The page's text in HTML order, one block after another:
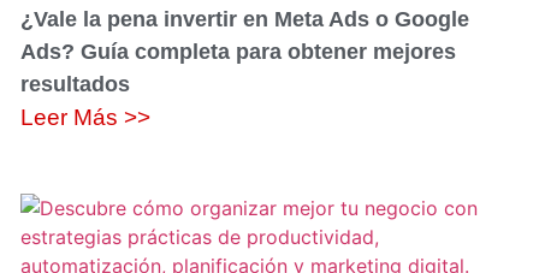
¿Vale la pena invertir en Meta Ads o Google
Ads? Guía completa para obtener mejores
resultados
Leer Más >>